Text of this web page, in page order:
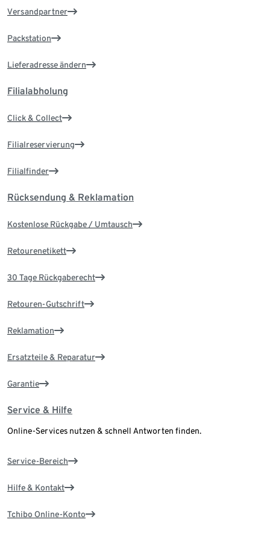
Versandpartner
Packstation
Lieferadresse ändern
Filialabholung
Click & Collect
Filialreservierung
Filialfinder
Rücksendung & Reklamation
Kostenlose Rückgabe / Umtausch
Retourenetikett
30 Tage Rückgaberecht
Retouren-Gutschrift
Reklamation
Ersatzteile & Reparatur
Garantie
Service & Hilfe
Online-Services nutzen & schnell Antworten finden.
Service-Bereich
Hilfe & Kontakt
Tchibo Online-Konto